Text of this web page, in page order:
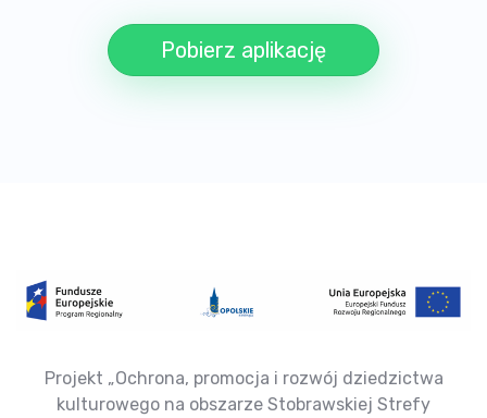
Pobierz aplikację
Projekt „Ochrona, promocja i rozwój dziedzictwa
kulturowego na obszarze Stobrawskiej Strefy